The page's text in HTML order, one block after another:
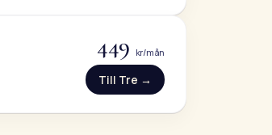
449 kr/mån
Till Tre →